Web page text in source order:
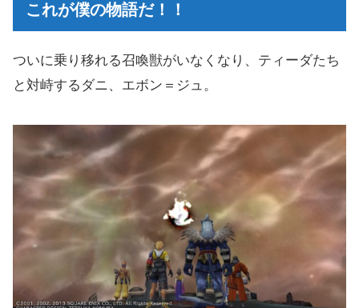
これが僕の物語だ！！
ついに乗り移れる召喚獣がいなくなり、ティーダたち
と対峙するダニ、エボン＝ジュ。